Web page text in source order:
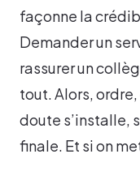
façonne la
Demander un
rassurer un
tout. Alors,
doute s’installe,
finale. Et si on